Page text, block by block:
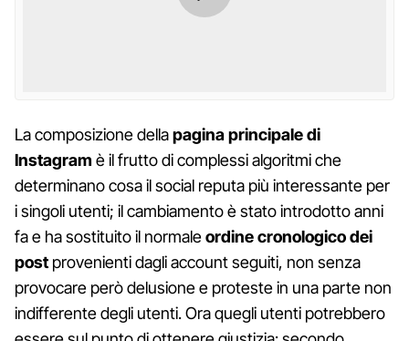
La composizione dellapagina principale di
Instagram è il frutto di complessi algoritmi che
determinano cosa il social reputa più interessante per
i singoli utenti; il cambiamento è stato introdotto anni
fa e ha sostituito il normaleordine cronologico dei
post provenienti dagli account seguiti, non senza
provocare però delusione e proteste in una parte non
indifferente degli utenti. Ora quegli utenti potrebbero